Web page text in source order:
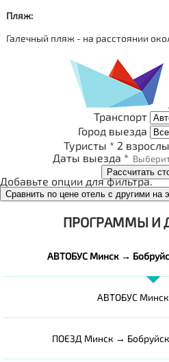
Пляж:
Галечный пляж - на расстоянии
Транспорт
Город выезда
Туристы * 2
Даты выезда *
Рассчитать
Добавьте опции для фильтра.
Сравнить по цене отель с другими на
ПРОГРАММЫ И
АВТОБУС Минск →
АВТОБУС
ПОЕЗД Минск →